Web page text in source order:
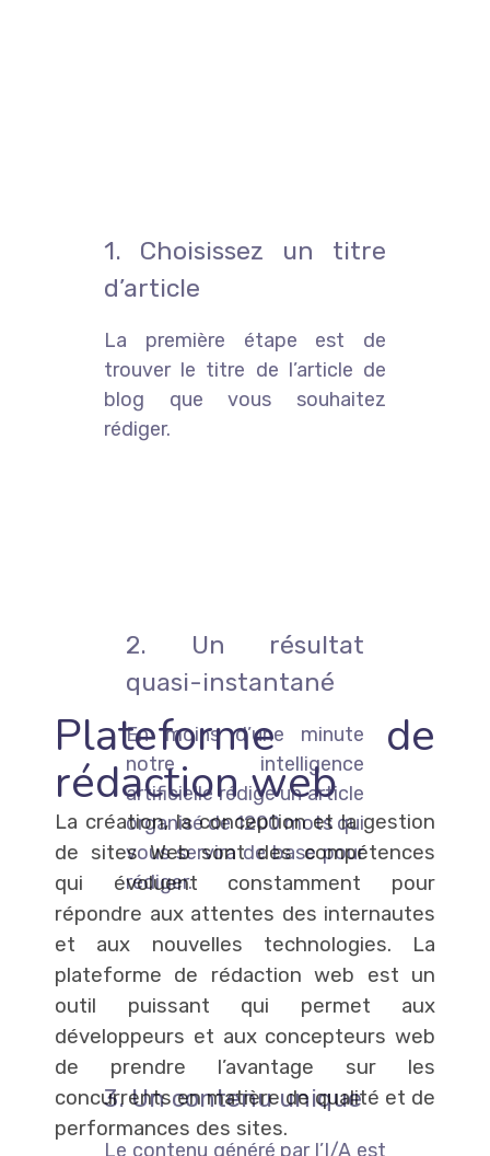
1. Choisissez un titre
d’article
La première étape est de
trouver le titre de l’article de
blog que vous souhaitez
rédiger.
2. Un résultat
quasi-instantané
En moins d’une minute
notre intelligence
artificielle rédige un article
organisé de 1200 mots qui
vous servira de base pour
rédiger.
3. Un contenu unique
Le contenu généré par l’I/A est
Plateforme de
rédaction web
La création, la conception et la gestion
de sites Web sont des compétences
qui évoluent constamment pour
répondre aux attentes des internautes
et aux nouvelles technologies. La
plateforme de rédaction web est un
outil puissant qui permet aux
développeurs et aux concepteurs web
de prendre l’avantage sur les
concurrents en matière de qualité et de
performances des sites.